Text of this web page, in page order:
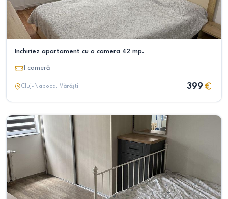
Inchiriez apartament cu o camera 42 mp.
1 cameră
Cluj-Napoca, Mărăști 399